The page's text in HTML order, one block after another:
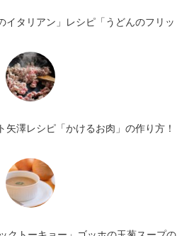
イタリアン」レシピ「うどんのフリッ
矢澤レシピ「かけるお肉」の作り方！